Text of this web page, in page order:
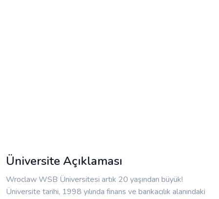
Üniversite Açıklaması
Wroclaw WSB Üniversitesi artık 20 yaşından büyük!
Üniversite tarihi, 1998 yılında finans ve bankacılık alanındaki